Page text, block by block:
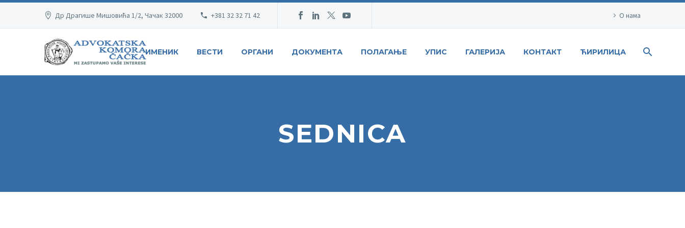
Др Драгише Мишовића 1/2, Чачак 32000 +381 32 32 71 42 О нама
ИМЕНИК ВЕСТИ ОРГАНИ ДОКУМЕНТА ПОЛАГАЊЕ УПИС ГАЛЕРИЈА КОНТАКТ ЋИРИЛИЦА
SEDNICA